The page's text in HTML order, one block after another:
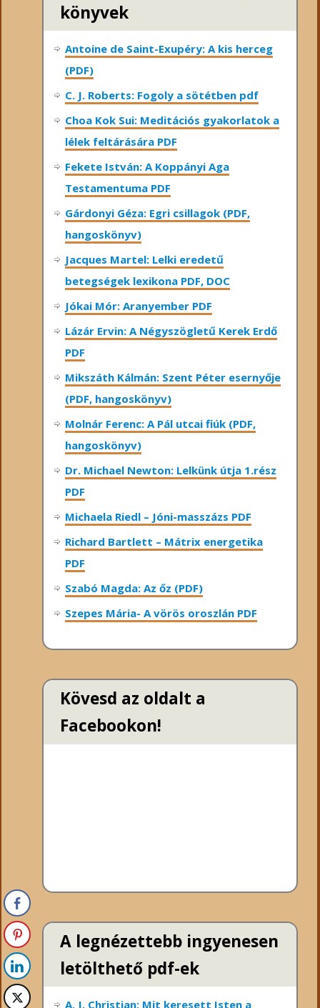
könyvek
Antoine de Saint-Exupéry: A kis herceg
(PDF)
C. J. Roberts: Fogoly a sötétben pdf
Choa Kok Sui: Meditációs gyakorlatok a
lélek feltárására PDF
Fekete István: A Koppányi Aga
Testamentuma PDF
Gárdonyi Géza: Egri csillagok (PDF,
hangoskönyv)
Jacques Martel: Lelki eredetű
betegségek lexikona PDF, DOC
Jókai Mór: Aranyember PDF
Lázár Ervin: A Négyszögletű Kerek Erdő
PDF
Mikszáth Kálmán: Szent Péter esernyője
(PDF, hangoskönyv)
Molnár Ferenc: A Pál utcai fiúk (PDF,
hangoskönyv)
Dr. Michael Newton: Lelkünk útja 1.rész
PDF
Michaela Riedl – Jóni-masszázs PDF
Richard Bartlett – Mátrix energetika
PDF
Szabó Magda: Az őz (PDF)
Szepes Mária- A vörös oroszlán PDF
Kövesd az oldalt a
Facebookon!
A legnézettebb ingyenesen
letölthető pdf-ek
A. J. Christian: Mit keresett Isten a